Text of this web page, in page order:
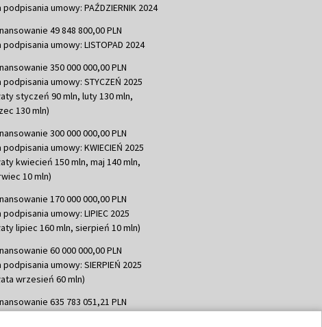
podpisania umowy: PAŹDZIERNIK 2024
49 848 800,00 PLN
podpisania umowy: LISTOPAD 2024
350 000 000,00 PLN
podpisania umowy: STYCZEŃ 2025
styczeń 90 mln, luty 130 mln,
130 mln)
300 000 000,00 PLN
podpisania umowy: KWIECIEŃ 2025
kwiecień 150 mln, maj 140 mln,
10 mln)
170 000 000,00 PLN
podpisania umowy: LIPIEC 2025
lipiec 160 mln, sierpień 10 mln)
60 000 000,00 PLN
podpisania umowy: SIERPIEŃ 2025
wrzesień 60 mln)
635 783 051,21 PLN